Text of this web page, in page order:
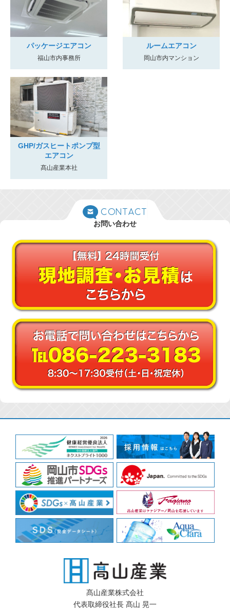
パッケージエアコン
福山市内事務所
ルームエアコン
岡山市内マンション
GHP/ガスヒートポンプ型
エアコン
髙山産業本社
CONTACT
お問い合わせ
髙山産業株式会社
代表取締役社長 髙山 晃一